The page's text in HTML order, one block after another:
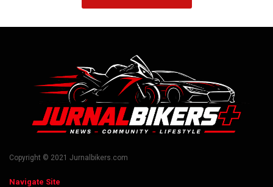
Copyright © 2021 Jurnalbikers.com
Navigate Site